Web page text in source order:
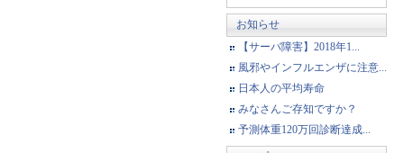
お知らせ
【サーバ障害】2018年1...
風邪やインフルエンザに注意...
日本人の平均寿命
みなさんご存知ですか？
予測体重120万回診断達成...